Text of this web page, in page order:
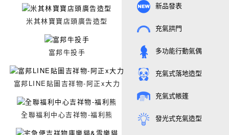
米其林寶寶店頭廣告造型
富邦牛投手
富邦LINE貼圖吉祥物-阿正x大力
全聯福利中心吉祥物-福利熊
新品發表
充氣拱門
多功能行動氣偶
充氣式落地造型
充氣式帳篷
發光式充氣造型